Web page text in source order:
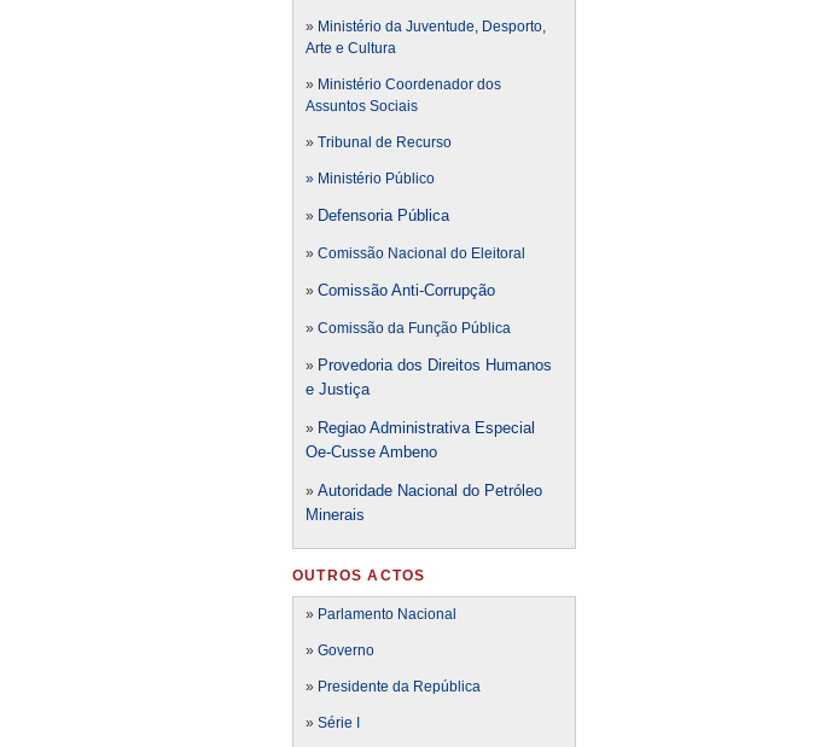
» Ministério da Juventude, Desporto,
Arte e Cultura
» Ministério Coordenador dos
Assuntos Sociais
» Tribunal de Recurso
» Ministério Público
» Defensoria Pública
» Comissão Nacional do Eleitoral
» Comissão Anti-Corrupção
» Comissão da Função Pública
» Provedoria dos Direitos Humanos
e Justiça
» Regiao Administrativa Especial
Oe-Cusse Ambeno
» Autoridade Nacional do Petróleo
Minerais
OUTROS ACTOS
» Parlamento Nacional
» Governo
» Presidente da República
» Série I